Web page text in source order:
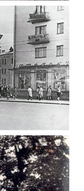
(1960-
1960
(1960-
comment